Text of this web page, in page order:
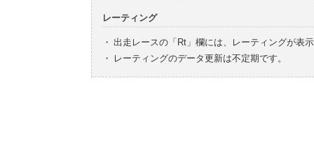
レーティング
・ 出走レースの「Rt」欄には、レーティングが表
・
レーティングのデータ更新は不定期です。